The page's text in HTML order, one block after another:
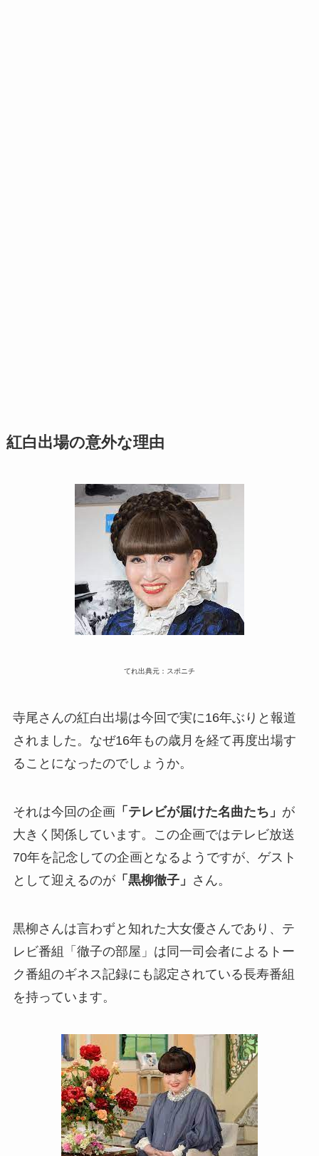
紅白出場の意外な理由
てれ出典元：スポニチ
寺尾さんの紅白出場は今回で実に16年ぶりと報道
されました。なぜ16年もの歳月を経て再度出場す
ることになったのでしょうか。
それは今回の企画 「テレビが届けた名曲たち」 が
大きく関係しています。この企画ではテレビ放送
70年を記念しての企画となるようですが、ゲスト
として迎えるのが「黒柳徹子」 さん。
黒柳さんは言わずと知れた大女優さんであり、テ
レビ番組「徹子の部屋」は同一司会者によるトー
ク番組のギネス記録にも認定されている長寿番組
を持っています。